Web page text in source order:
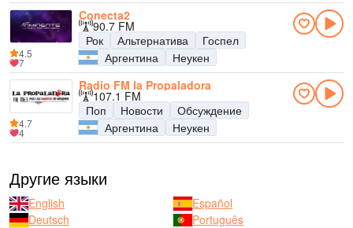
Conecta2
90.7 FM
Рок
Альтернатива
Госпел
Аргентина
Неукен
4.5
7
Radio FM la Propaladora
107.1 FM
Поп
Новости
Обсуждение
Аргентина
Неукен
4.7
4
Другие языки
English
Español
Deutsch
Português